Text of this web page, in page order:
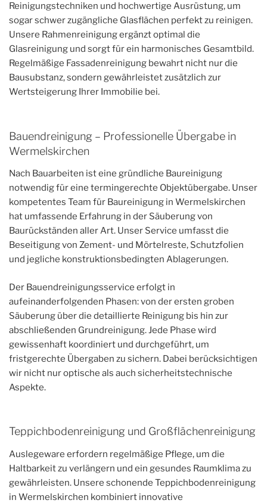
Reinigungstechniken und hochwertige Ausrüstung, um
sogar schwer zugängliche Glasflächen perfekt zu reinigen.
Unsere Rahmenreinigung ergänzt optimal die
Glasreinigung und sorgt für ein harmonisches Gesamtbild.
Regelmäßige Fassadenreinigung bewahrt nicht nur die
Bausubstanz, sondern gewährleistet zusätzlich zur
Wertsteigerung Ihrer Immobilie bei.
Bauendreinigung – Professionelle Übergabe in
Wermelskirchen
Nach Bauarbeiten ist eine gründliche Baureinigung
notwendig für eine termingerechte Objektübergabe. Unser
kompetentes Team für Baureinigung in Wermelskirchen
hat umfassende Erfahrung in der Säuberung von
Baurückständen aller Art. Unser Service umfasst die
Beseitigung von Zement- und Mörtelreste, Schutzfolien
und jegliche konstruktionsbedingten Ablagerungen.
Der Bauendreinigungsservice erfolgt in
aufeinanderfolgenden Phasen: von der ersten groben
Säuberung über die detaillierte Reinigung bis hin zur
abschließenden Grundreinigung. Jede Phase wird
gewissenhaft koordiniert und durchgeführt, um
fristgerechte Übergaben zu sichern. Dabei berücksichtigen
wir nicht nur optische als auch sicherheitstechnische
Aspekte.
Teppichbodenreinigung und Großflächenreinigung
Auslegeware erfordern regelmäßige Pflege, um die
Haltbarkeit zu verlängern und ein gesundes Raumklima zu
gewährleisten. Unsere schonende Teppichbodenreinigung
in Wermelskirchen kombiniert innovative